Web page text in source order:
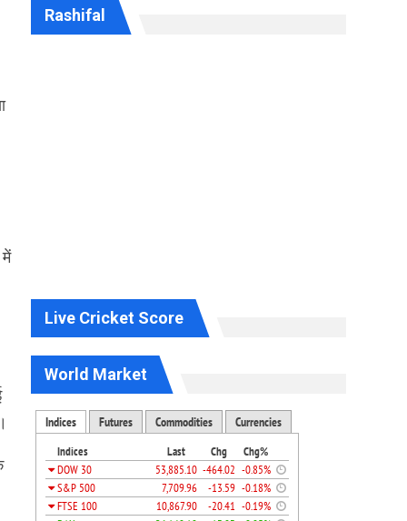
Rashifal
Live Cricket Score
World Market